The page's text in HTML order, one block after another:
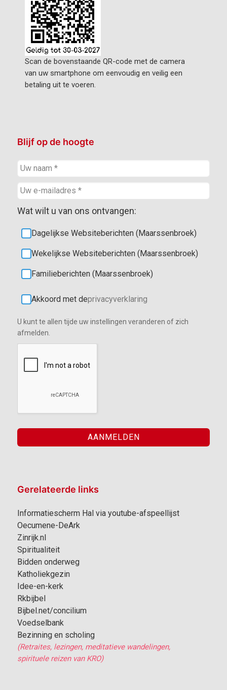
Scan de bovenstaande QR-code met de camera
van uw smartphone om eenvoudig en veilig een
betaling uit te voeren.
Blijf op de hoogte
Wat wilt u van ons ontvangen:
Dagelijkse Websiteberichten (Maarssenbroek)
Wekelijkse Websiteberichten (Maarssenbroek)
Familieberichten (Maarssenbroek)
Akkoord met deprivacyverklaring
U kunt te allen tijde uw instellingen veranderen of zich
afmelden.
Gerelateerde links
Informatiescherm Hal via youtube-afspeellijst
Oecumene-DeArk
Zinrijk.nl
Spiritualiteit
Bidden onderweg
Katholiekgezin
Idee-en-kerk
Rkbijbel
Bijbel.net/concilium
Voedselbank
Bezinning en scholing
(Retraites, lezingen, meditatieve wandelingen,
spirituele reizen van KRO)